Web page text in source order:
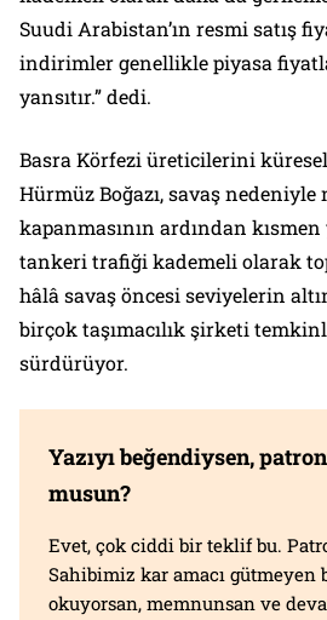
Suudi Arabistan’ın resmi satış
indirimler genellikle piyasa
yansıtır.” dedi.
Basra Körfezi üreticilerini
Hürmüz Boğazı, savaş nedeniyle
kapanmasının ardından
tankeri trafiği kademeli olarak
hâlâ savaş öncesi seviyelerin
birçok taşımacılık şirketi
sürdürüyor.
Yazıyı beğendiysen,
musun?
Evet, çok ciddi bir teklif bu.
Sahibimiz kar amacı gütmeyen
okuyorsan, memnunsan ve